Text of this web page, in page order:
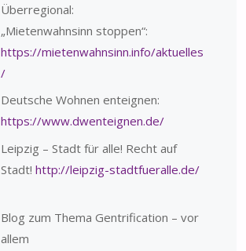
Überregional:
„Mietenwahnsinn stoppen“:
https://mietenwahnsinn.info/aktuelles
/
Deutsche Wohnen enteignen:
https://www.dwenteignen.de/
Leipzig – Stadt für alle! Recht auf
Stadt! http://leipzig-stadtfueralle.de/
Blog zum Thema Gentrification – vor
allem